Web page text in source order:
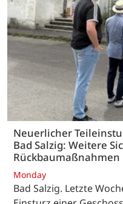
Neuerlicher
Bad Salzig: Weitere
Rückbaumaßnahmen
Monday
Bad Salzig. Letzte